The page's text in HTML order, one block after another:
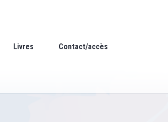
Livres Contact/accès